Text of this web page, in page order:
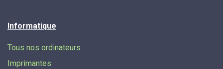
Informatique
Tous nos ordinateurs
Imprimantes